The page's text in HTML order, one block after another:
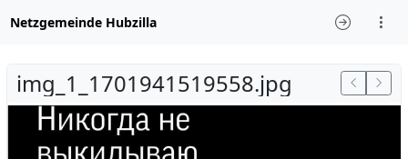
Netzgemeinde Hubzilla
img_1_1701941519558.jpg